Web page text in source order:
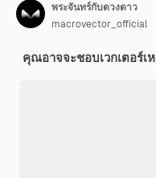
พระจันทร์กับดวงดาว
macrovector_official
คุณอาจจะชอบเวกเตอร์เ